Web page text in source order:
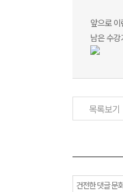
앞으로
남은 수
목록보기